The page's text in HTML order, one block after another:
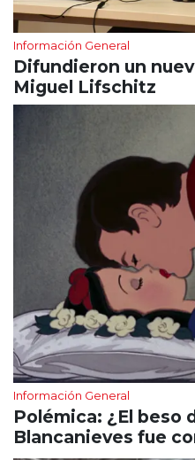
Información General
Difundieron un
Miguel Lifschitz
Información General
Polémica: ¿El beso
Blancanieves fue